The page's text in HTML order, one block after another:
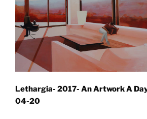
Lethargia- 2017- An Artwork A
04-20